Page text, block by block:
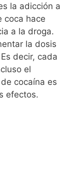
la adicción a
coca hace
a la droga.
la dosis
decir, cada
el
cocaína es
efectos.